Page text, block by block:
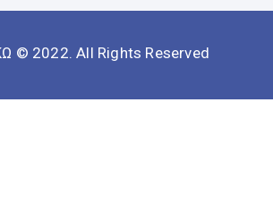
© 2022. All Rights Reserved